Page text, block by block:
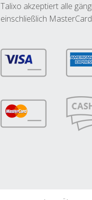
Talixo akzeptiert alle
einschließlich